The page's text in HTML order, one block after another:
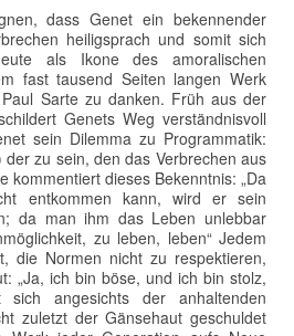
dass Genet ein bekennender
heiligsprach und somit sich
als Ikone des amoralischen
fast tausend Seiten langen Werk
Sarte zu danken. Früh aus der
Genets Weg verständnisvoll
sein Dilemma zu Programmatik:
der zu sein, den das Verbrechen aus
kommentiert dieses Bekenntnis: „Da
entkommen kann, wird er sein
da man ihm das Leben unlebbar
zu leben, leben“ Jedem
die Normen nicht zu respektieren,
„Ja, ich bin böse, und ich bin stolz,
angesichts der anhaltenden
zuletzt der Gänsehaut geschuldet